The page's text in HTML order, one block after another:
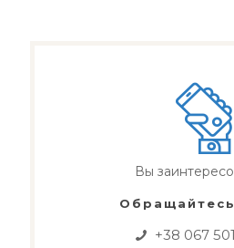
Вы
+38 067